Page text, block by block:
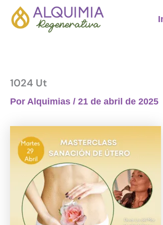
1024 Ut
Por Alquimias / 21 de abril de 2025